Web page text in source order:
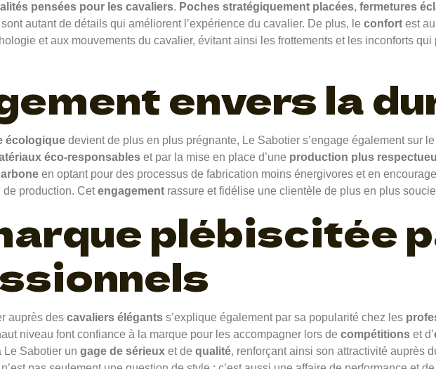
pensées pour les cavaliers. Poches stratégiquement placées, fermetures
sont autant de détails qui améliorent l’expérience du cavalier. De plus, le confort est
et aux mouvements du cavalier, évitant ainsi les frottements et les inconforts
envers la
écologique devient de plus en plus prégnante, Le Sabotier s’engage également sur
éco-responsables et par la mise en place d’une production plus
en optant pour des processus de fabrication moins énergivores et en
de production. Cetengagement rassure et fidélise une clientèle de plus en plus
plébiscitée
auprès des cavaliers élégants s’explique également par sa popularité chez les
niveau font confiance à la marque pour les accompagner lors de compétitions et d’
Le Sabotier un gage de sérieux et de qualité, renforçant ainsi son attractivité auprès